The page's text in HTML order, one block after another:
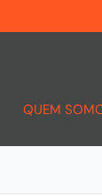
QUEM